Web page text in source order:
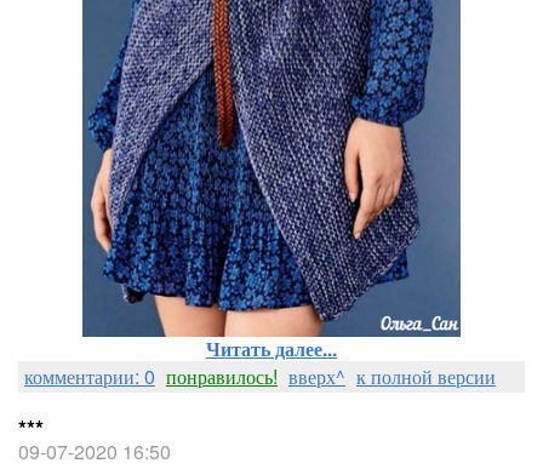
Читать далее...
комментарии: 0 понравилось! вверх^ к полной версии
***
09-07-2020 16:50